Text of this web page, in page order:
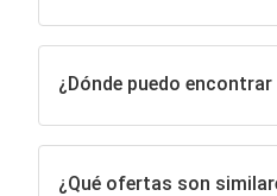
¿Dónde puedo
¿Qué ofertas son